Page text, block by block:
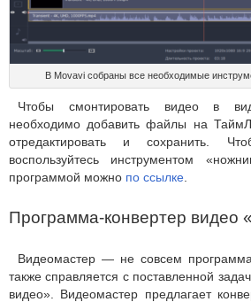
В Movavi собраны все необходимые
Чтобы смонтировать видео в
необходимо добавить файлы на
отредактировать и сохранить.
воспользуйтесь инструментом
программой можно по ссылке
Программа-конвертер видео
Видеомастер — не совсем
также справляется с поставленной
видео». Видеомастер предлагает